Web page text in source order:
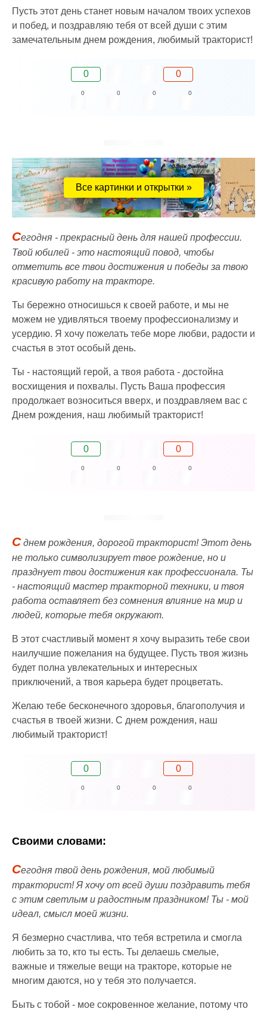
Пусть этот день станет новым началом твоих успехов
и побед, и поздравляю тебя от всей души с этим
замечательным днем рождения, любимый тракторист!
0 0
0 0 0 0
Все картинки и открытки »
Сегодня - прекрасный день для нашей профессии.
Твой юбилей - это настоящий повод, чтобы
отметить все твои достижения и победы за твою
красивую работу на тракторе.
Ты бережно относишься к своей работе, и мы не
можем не удивляться твоему профессионализму и
усердию. Я хочу пожелать тебе море любви, радости и
счастья в этот особый день.
Ты - настоящий герой, а твоя работа - достойна
восхищения и похвалы. Пусть Ваша профессия
продолжает возноситься вверх, и поздравляем вас с
Днем рождения, наш любимый тракторист!
0 0
0 0 0 0
Сднем рождения, дорогой тракторист! Этот день
не только символизирует твое рождение, но и
празднует твои достижения как профессионала. Ты
- настоящий мастер тракторной техники, и твоя
работа оставляет без сомнения влияние на мир и
людей, которые тебя окружают.
В этот счастливый момент я хочу выразить тебе свои
наилучшие пожелания на будущее. Пусть твоя жизнь
будет полна увлекательных и интересных
приключений, а твоя карьера будет процветать.
Желаю тебе бесконечного здоровья, благополучия и
счастья в твоей жизни. С днем рождения, наш
любимый тракторист!
0 0
0 0 0 0
Своими словами:
Сегодня твой день рождения, мой любимый
тракторист! Я хочу от всей души поздравить тебя
с этим светлым и радостным праздником! Ты - мой
идеал, смысл моей жизни.
Я безмерно счастлива, что тебя встретила и смогла
любить за то, кто ты есть. Ты делаешь смелые,
важные и тяжелые вещи на тракторе, которые не
многим даются, но у тебя это получается.
Быть с тобой - мое сокровенное желание, потому что